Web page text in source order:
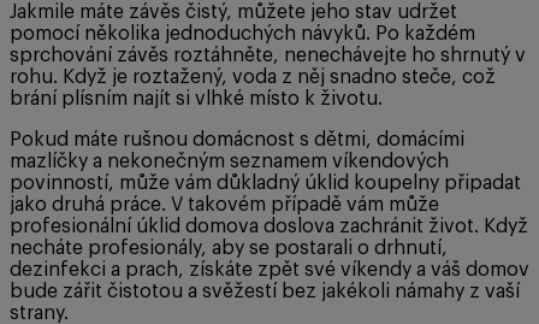
Jakmile máte závěs čistý, můžete jeho stav udržet
pomocí několika jednoduchých návyků. Po každém
sprchování závěs roztáhněte, nenechávejte ho shrnutý v
rohu. Když je roztažený, voda z něj snadno steče, což
brání plísním najít si vlhké místo k životu.
Pokud máte rušnou domácnost s dětmi, domácími
mazlíčky a nekonečným seznamem víkendových
povinností, může vám důkladný úklid koupelny připadat
jako druhá práce. V takovém případě vám může
profesionální úklid domova doslova zachránit život. Když
necháte profesionály, aby se postarali o drhnutí,
dezinfekci a prach, získáte zpět své víkendy a váš domov
bude zářit čistotou a svěžestí bez jakékoli námahy z vaší
strany.